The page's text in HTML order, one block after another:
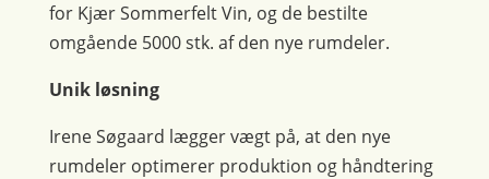
for Kjær Sommerfelt Vin, og de bestilte
omgående 5000 stk. af den nye rumdeler.
Unik løsning
Irene Søgaard lægger vægt på, at den nye
rumdeler optimerer produktion og håndtering